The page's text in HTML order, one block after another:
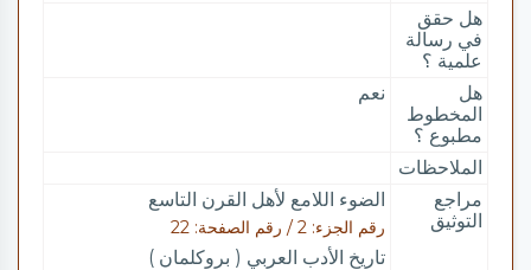
هل حقق
في رسالة
علمية ؟
هل
المخطوط
مطبوع ؟
نعم
الملاحظات
مراجع
التوثيق
الضوء اللامع لأهل القرن التاسع
رقم الجزء: 2 / رقم الصفحة: 22
تاريخ الأدب العربي ( بروكلمان )